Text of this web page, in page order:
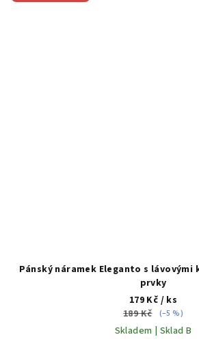
Pánský náramek Eleganto s lávovými
prvky
179 Kč / ks
189 Kč
(–5 %)
Skladem | Sklad B